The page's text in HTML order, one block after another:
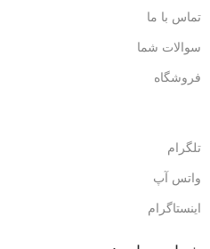
تماس با ما
سوالات شما
فروشگاه
تلگرام
واتس آپ
اینستاگرام